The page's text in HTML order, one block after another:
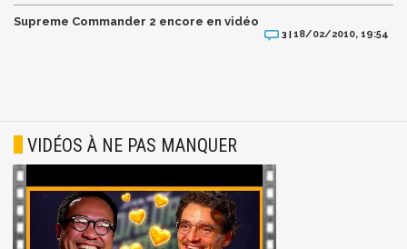
Supreme Commander 2 encore en vidéo
3 |18/02/2010, 19:54
VIDÉOS À NE PAS MANQUER